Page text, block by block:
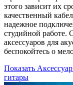
этого зависит их
качественный
надежное
студийной работе.
аксессуаров для
беспокойтесь о
Показать
гитары